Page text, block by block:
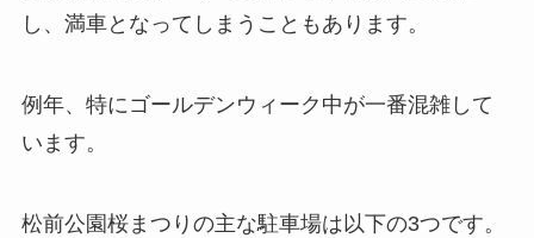
し、満車となってしまうこともあります。
例年、特にゴールデンウィーク中が一番混雑して
います。
松前公園桜まつりの主な駐車場は以下の3つです。